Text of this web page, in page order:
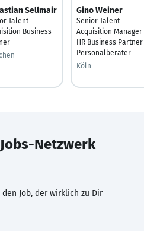
Sellmair
Talent
Business
Gino Weiner
Senior Talent
Acquisition
HR Business
Personalberater
Köln
Netzwerk
Job, der wirklich zu Dir